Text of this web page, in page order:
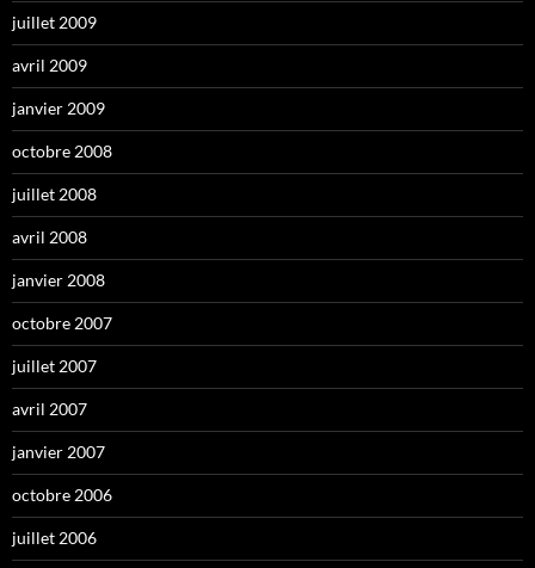
juillet 2009
avril 2009
janvier 2009
octobre 2008
juillet 2008
avril 2008
janvier 2008
octobre 2007
juillet 2007
avril 2007
janvier 2007
octobre 2006
juillet 2006